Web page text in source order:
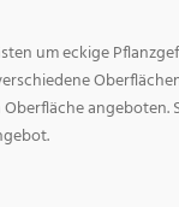
um eckige
angeboten.